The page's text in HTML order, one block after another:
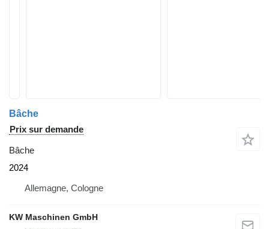
Bâche
Prix sur demande
Bâche
2024
Allemagne, Cologne
KW Maschinen GmbH